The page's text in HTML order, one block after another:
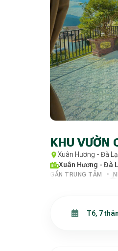
KHU VƯỜN
Xuân Hương - Đà
Xuân Hương - Đà
GẦN TRUNG TÂM